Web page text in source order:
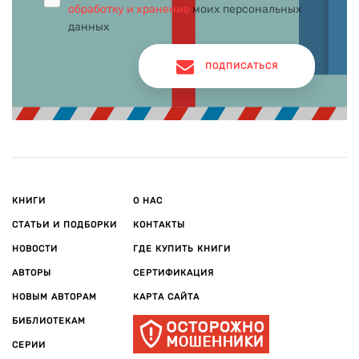
обработку и хранение моих персональных
данных
ПОДПИСАТЬСЯ
КНИГИ
СТАТЬИ И ПОДБОРКИ
НОВОСТИ
АВТОРЫ
НОВЫМ АВТОРАМ
БИБЛИОТЕКАМ
СЕРИИ
О НАС
КОНТАКТЫ
ГДЕ КУПИТЬ КНИГИ
СЕРТИФИКАЦИЯ
КАРТА САЙТА